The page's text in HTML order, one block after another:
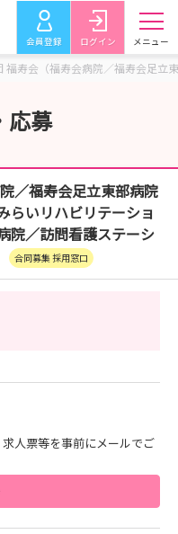
会員登録 ログイン メニュー
福寿会（福寿会病院／福寿会足立
応募
／福寿会足立東部病院
らいリハビリテーショ
院／訪問看護ステーシ
合同募集 採用窓口
人票等を事前にメールでご